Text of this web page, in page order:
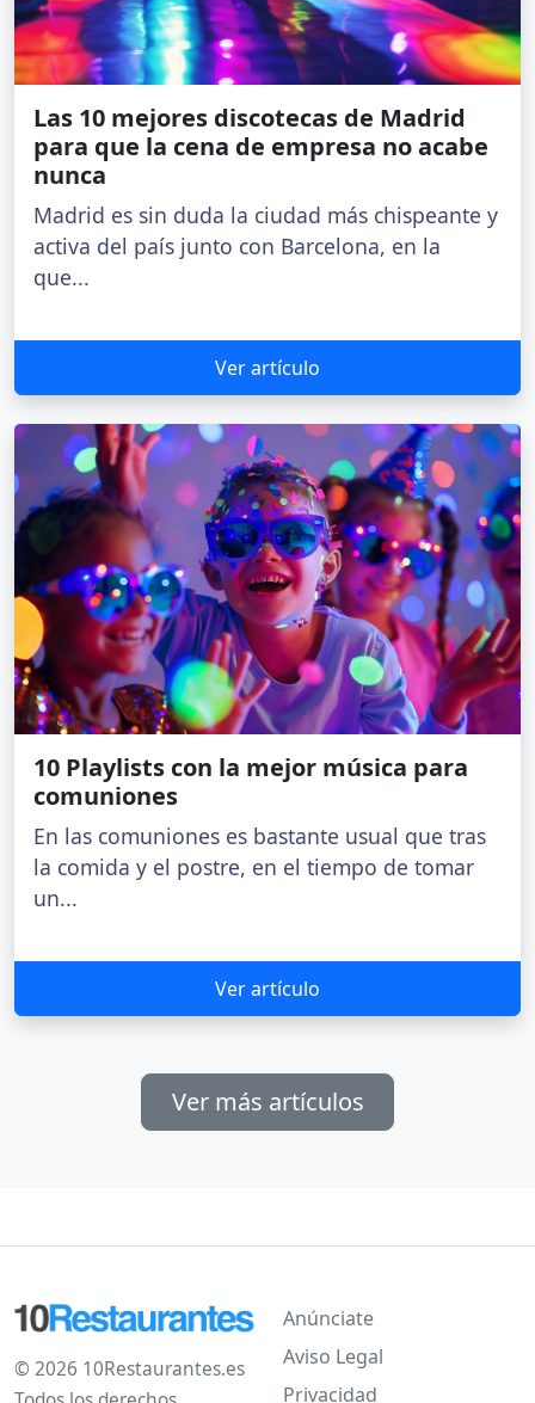
Las 10 mejores discotecas de Madrid
para que la cena de empresa no acabe
nunca
Madrid es sin duda la ciudad más chispeante y
activa del país junto con Barcelona, en la
que...
Ver artículo
10 Playlists con la mejor música para
comuniones
En las comuniones es bastante usual que tras
la comida y el postre, en el tiempo de tomar
un...
Ver artículo
Ver más artículos
© 2026 10Restaurantes.es
Anúnciate
Aviso Legal
Privacidad